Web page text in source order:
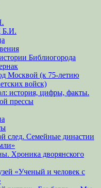
Библиогорода
Москвой (к 75-летию
войск)
история, цифры, факты.
прессы
след. Семейные династии
Хроника дворянского
«Ученый и человек с